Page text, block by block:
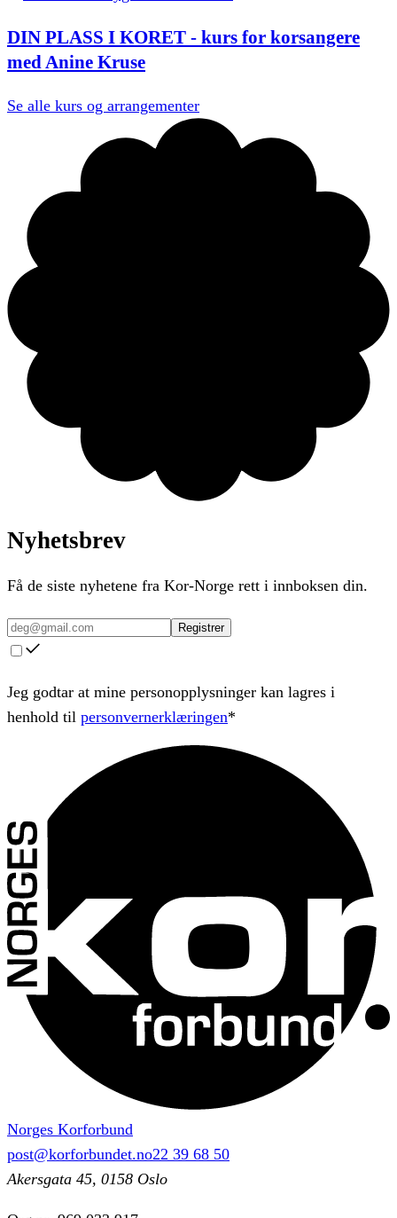
DIN PLASS I KORET - kurs for korsangere
med Anine Kruse
Se alle kurs og arrangementer
Nyhetsbrev
Få de siste nyhetene fra Kor-Norge rett i innboksen din.
Registrer
Jeg godtar at mine personopplysninger kan lagres i
henhold til personvernerklæringen*
Norges Korforbund
post@korforbundet.no22 39 68 50
Akersgata 45, 0158 Oslo